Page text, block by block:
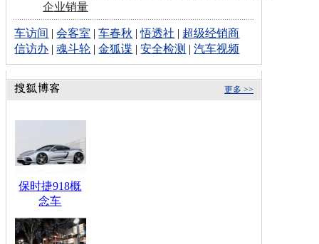
企业销量
车访间 |会客室 |车春秋 |悟透社 | 超级经销商
信访办 |魂斗轮 |金狐谍 |安全检测 |汽车视频
更多 >>
保时捷918概
念车